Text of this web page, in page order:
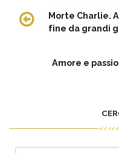
Morte Charlie.
fine da grandi
Amore e